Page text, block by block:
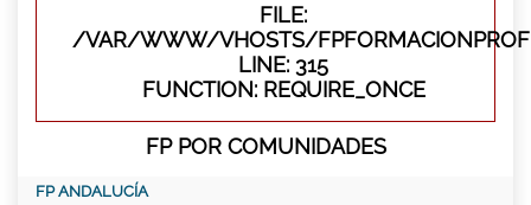
FILE:
/VAR/WWW/VHOSTS/
LINE: 315
FUNCTION: REQUIRE_ONCE
FP POR COMUNIDADES
FP ANDALUCÍA